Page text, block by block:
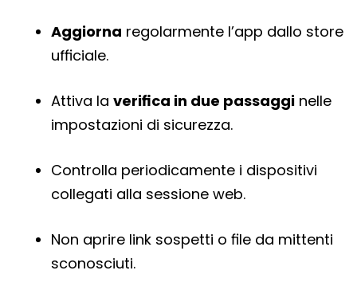
Aggiorna regolarmente l’app dallo store
ufficiale.
Attiva la verifica in due passaggi nelle
impostazioni di sicurezza.
Controlla periodicamente i dispositivi
collegati alla sessione web.
Non aprire link sospetti o file da mittenti
sconosciuti.